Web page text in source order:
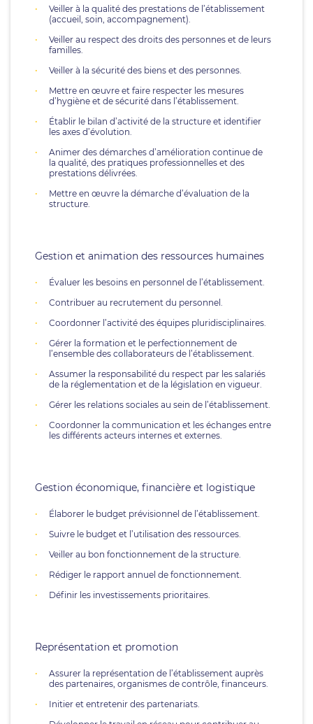
Veiller à la qualité des prestations de l’établissement
(accueil, soin, accompagnement).
Veiller au respect des droits des personnes et de leurs
familles.
Veiller à la sécurité des biens et des personnes.
Mettre en œuvre et faire respecter les mesures
d’hygiène et de sécurité dans l’établissement.
Établir le bilan d’activité de la structure et identifier
les axes d’évolution.
Animer des démarches d’amélioration continue de
la qualité, des pratiques professionnelles et des
prestations délivrées.
Mettre en œuvre la démarche d’évaluation de la
structure.
Gestion et animation des ressources humaines
Évaluer les besoins en personnel de l’établissement.
Contribuer au recrutement du personnel.
Coordonner l’activité des équipes pluridisciplinaires.
Gérer la formation et le perfectionnement de
l’ensemble des collaborateurs de l’établissement.
Assumer la responsabilité du respect par les salariés
de la réglementation et de la législation en vigueur.
Gérer les relations sociales au sein de l’établissement.
Coordonner la communication et les échanges entre
les différents acteurs internes et externes.
Gestion économique, financière et logistique
Élaborer le budget prévisionnel de l’établissement.
Suivre le budget et l’utilisation des ressources.
Veiller au bon fonctionnement de la structure.
Rédiger le rapport annuel de fonctionnement.
Définir les investissements prioritaires.
Représentation et promotion
Assurer la représentation de l’établissement auprès
des partenaires, organismes de contrôle, financeurs.
Initier et entretenir des partenariats.